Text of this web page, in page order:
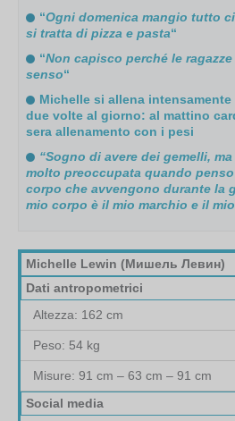
“Ogni domenica mangio tutto
si tratta di pizza e pasta“
“Non capisco perché le
senso“
Michelle si allena
due volte al giorno: al mattino
sera allenamento con i pesi
“Sogno di avere dei gemelli,
molto preoccupata quando
corpo che avvengono durante la
mio corpo è il mio marchio e il
Michelle Lewin (Мишель Левин)
Dati antropometrici
Altezza: 162 cm
Peso: 54 kg
Misure: 91 cm – 63 cm – 91 cm
Social media